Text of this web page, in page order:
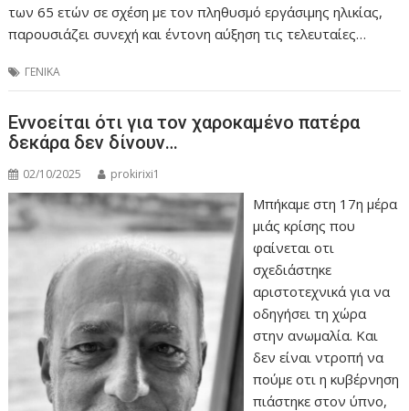
των 65 ετών σε σχέση με τον πληθυσμό εργάσιμης ηλικίας,
παρουσιάζει συνεχή και έντονη αύξηση τις τελευταίες…
ΓΕΝΙΚΑ
Εννοείται ότι για τον χαροκαμένο πατέρα
δεκάρα δεν δίνουν…
02/10/2025 prokirixi1
Μπήκαμε στη 17η μέρα
μιάς κρίσης που
φαίνεται οτι
σχεδιάστηκε
αριστοτεχνικά για να
οδηγήσει τη χώρα
στην ανωμαλία. Και
δεν είναι ντροπή να
πούμε οτι η κυβέρνηση
πιάστηκε στον ύπνο,